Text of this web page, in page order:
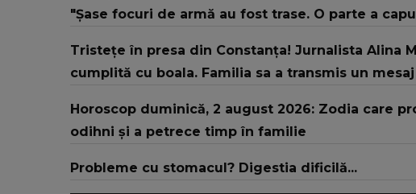
"Șase focuri de armă au fost trase. O parte a
Tristețe în presa din Constanța! Jurnalista Alina
cumplită cu boala. Familia sa a transmis un
Horoscop duminică, 2 august 2026: Zodia care
odihni și a petrece timp în familie
Probleme cu stomacul? Digestia dificilă...